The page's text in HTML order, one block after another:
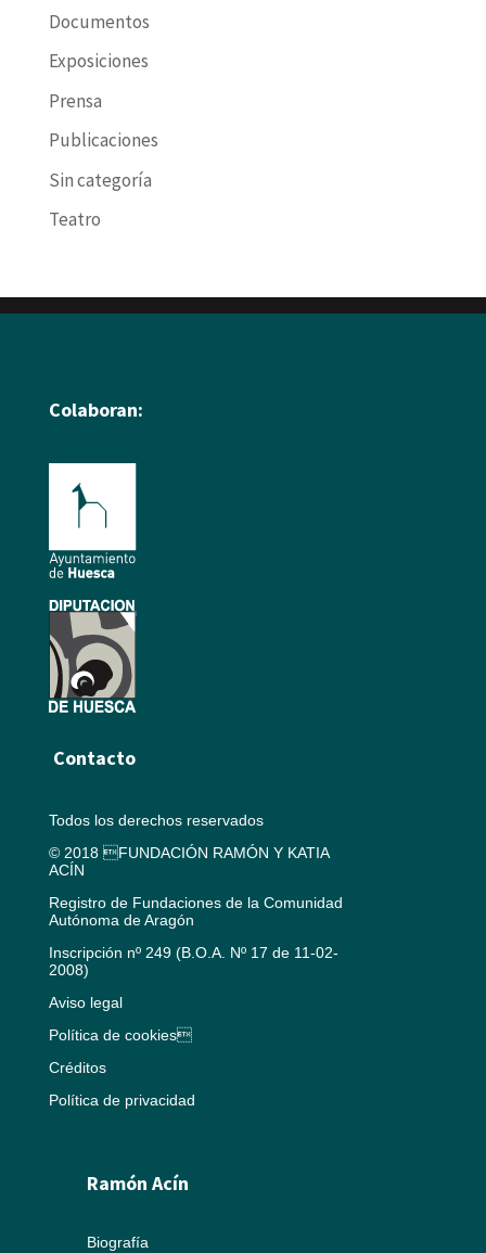
Documentos
Exposiciones
Prensa
Publicaciones
Sin categoría
Teatro
Colaboran:
Contacto
Todos los derechos reservados
© 2018 FUNDACIÓN RAMÓN Y KATIA
ACÍN
Registro de Fundaciones de la Comunidad
Autónoma de Aragón
Inscripción nº 249 (B.O.A. Nº 17 de 11-02-
2008)
Aviso legal
Política de cookies
Créditos
Política de privacidad
Ramón Acín
Biografía